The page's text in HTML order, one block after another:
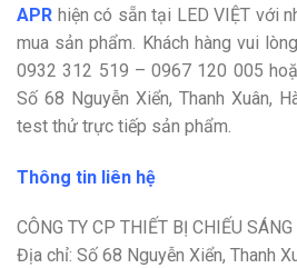
APR hiện có sẵn tại LED VIỆT với
mua sản phẩm. Khách hàng vui
0932 312 519 – 0967 120 005
Số 68 Nguyễn Xiển, Thanh Xuân,
test thử trực tiếp sản phẩm.
Thông tin liên hệ
CÔNG TY CP THIẾT BỊ CHIẾU
Địa chỉ: Số 68 Nguyễn Xiển, Thanh